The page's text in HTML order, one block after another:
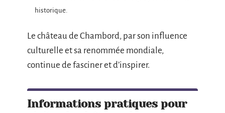
historique.
Le château de Chambord, par son influence
culturelle et sa renommée mondiale,
continue de fasciner et d’inspirer.
Informations pratiques pour